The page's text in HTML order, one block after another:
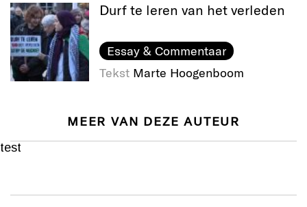
Durf te leren van het verleden
Essay & Commentaar
Tekst Marte Hoogenboom
MEER VAN DEZE AUTEUR
test